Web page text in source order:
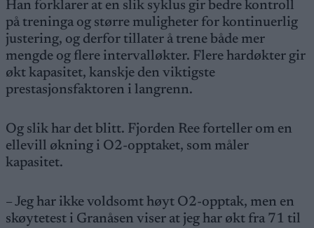
Han forklarer at en slik syklus gir bedre kontroll
på treninga og større muligheter for kontinuerlig
justering, og derfor tillater å trene både mer
mengde og flere intervalløkter. Flere hardøkter gir
økt kapasitet, kanskje den viktigste
prestasjonsfaktoren i langrenn.
Og slik har det blitt. Fjorden Ree forteller om en
ellevill økning i O2-opptaket, som måler
kapasitet.
– Jeg har ikke voldsomt høyt O2-opptak, men en
skøytetest i Granåsen viser at jeg har økt fra 71 til